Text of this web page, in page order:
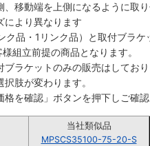
移動端を上側になるように取
により異なります
ク品・1リンク品）と取付ブラ
組立前提の商品となります。
ラケットのみの販売はしてお
肢が変わります。
を確認」ボタンを押下しご確
当社類似品
MPSCS35100-75-20-S